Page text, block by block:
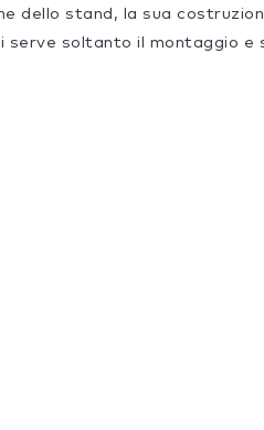
dello stand, la sua
serve soltanto il montaggio e